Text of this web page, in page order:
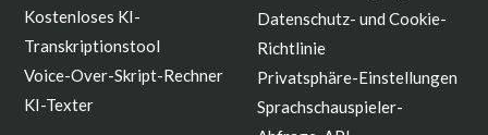
Kostenloses KI-
Transkriptionstool
Voice-Over-Skript-Rechner
KI-Texter
Datenschutz- und Cookie-
Richtlinie
Privatsphäre-Einstellungen
Sprachschauspieler-